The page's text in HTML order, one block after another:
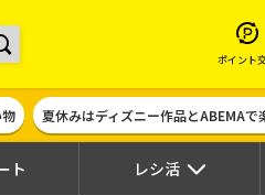
ハピタス
ポイント
夏休みはディズニー作品とABEMAで
ト レシ活